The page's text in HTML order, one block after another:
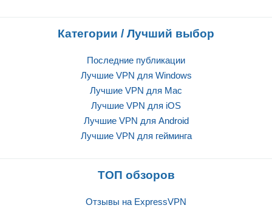
Категории / Лучший выбор
Последние публикации
Лучшие VPN для Windows
Лучшие VPN для Mac
Лучшие VPN для iOS
Лучшие VPN для Android
Лучшие VPN для гейминга
ТОП обзоров
Отзывы на ExpressVPN